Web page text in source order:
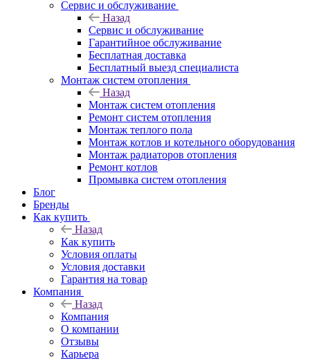
Сервис и обслуживание
Назад
Сервис и обслуживание
Гарантийное обслуживание
Бесплатная доставка
Бесплатный выезд специалиста
Монтаж систем отопления
Назад
Монтаж систем отопления
Ремонт систем отопления
Монтаж теплого пола
Монтаж котлов и котельного оборудования
Монтаж радиаторов отопления
Ремонт котлов
Промывка систем отопления
Блог
Бренды
Как купить
Назад
Как купить
Условия оплаты
Условия доставки
Гарантия на товар
Компания
Назад
Компания
О компании
Отзывы
Карьера